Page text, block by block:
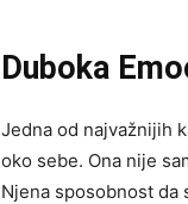
Duboka
Jedna od najvažnijih
oko sebe. Ona nije
Njena sposobnost